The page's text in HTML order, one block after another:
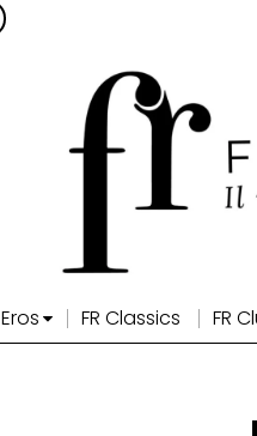
Eros FR Classics FR